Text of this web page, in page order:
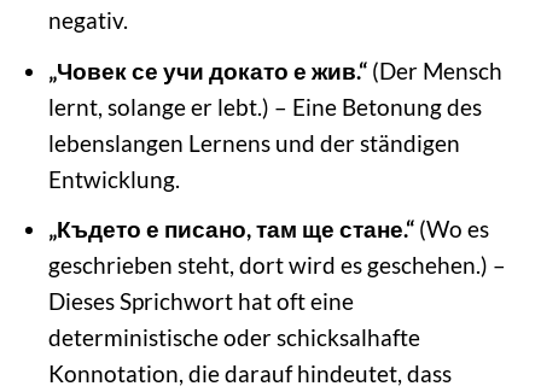
negativ.
„Човек се учи докато е жив.“(Der Mensch
lernt, solange er lebt.) – Eine Betonung des
lebenslangen Lernens und der ständigen
Entwicklung.
„Където е писано, там ще стане.“(Wo es
geschrieben steht, dort wird es geschehen.) –
Dieses Sprichwort hat oft eine
deterministische oder schicksalhafte
Konnotation, die darauf hindeutet, dass